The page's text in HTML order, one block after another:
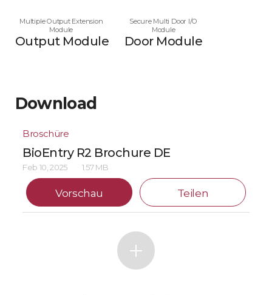
Multiple Output Extension
Module
Output Module
Secure Multi Door I/O
Module
Door Module
Download
Broschüre
BioEntry R2 Brochure DE
Feb 10, 2025 1.57 MB
Vorschau Teilen